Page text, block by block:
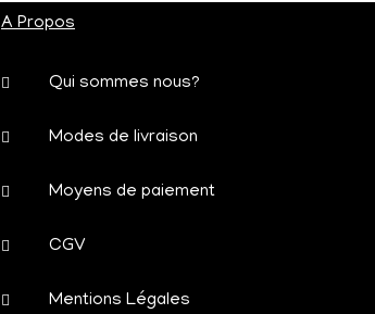
A Propos
Qui sommes nous?
Modes de livraison
Moyens de paiement
CGV
Mentions Légales